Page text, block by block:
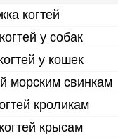
когтей
у собак
у кошек
морским свинкам
кроликам
крысам